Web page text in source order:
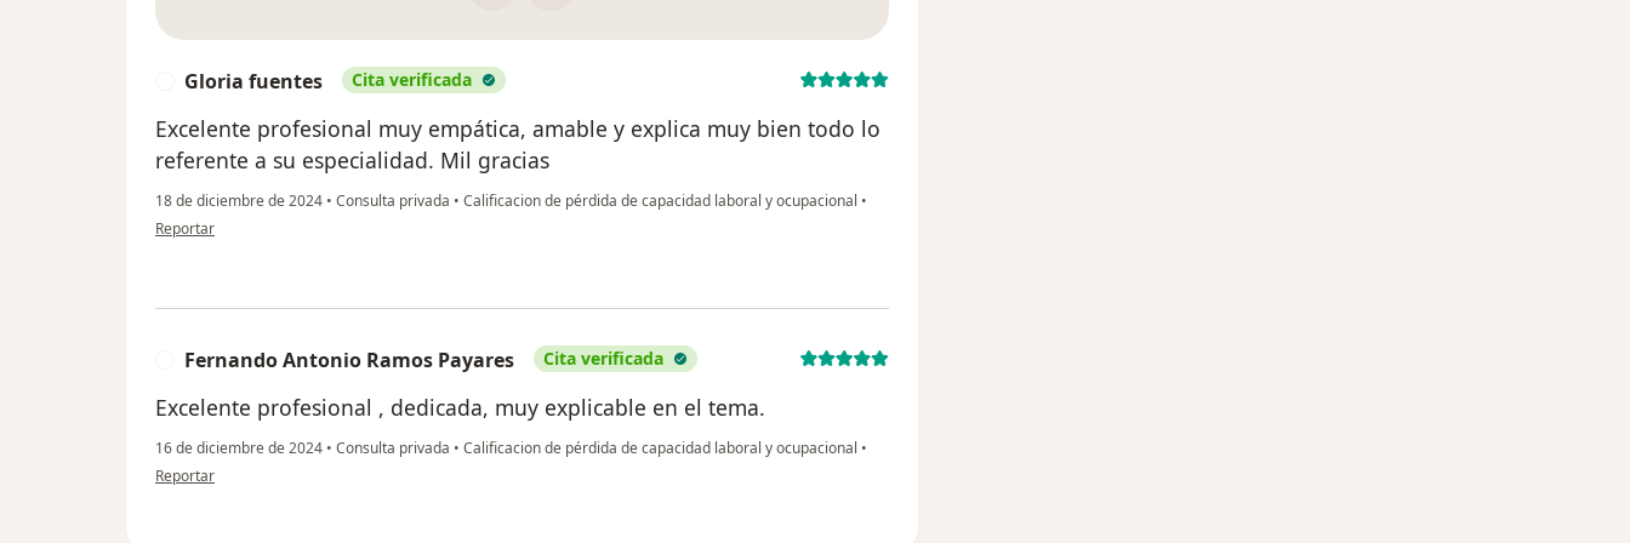
Gloria fuentes Cita verificada
Excelente profesional muy empática, amable y explica muy bien todo lo
referente a su especialidad. Mil gracias
18 de diciembre de 2024 • Consulta privada • Calificacion de pérdida de capacidad laboral y ocupacional •
en opinión del usuario Gloria fuentes
Reportar
Fernando Antonio Ramos Payares Cita verificada
Excelente profesional , dedicada, muy explicable en el tema.
16 de diciembre de 2024 • Consulta privada • Calificacion de pérdida de capacidad laboral y ocupacional •
en opinión del usuario Fernando Antonio Ramos Payares
Reportar